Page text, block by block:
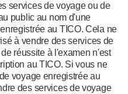
services de voyage ou de
public au nom d'une
au TICO. Cela ne
à vendre des services de
réussite à l'examen n'est
au TICO. Si vous ne
voyage enregistrée au
des services de voyage